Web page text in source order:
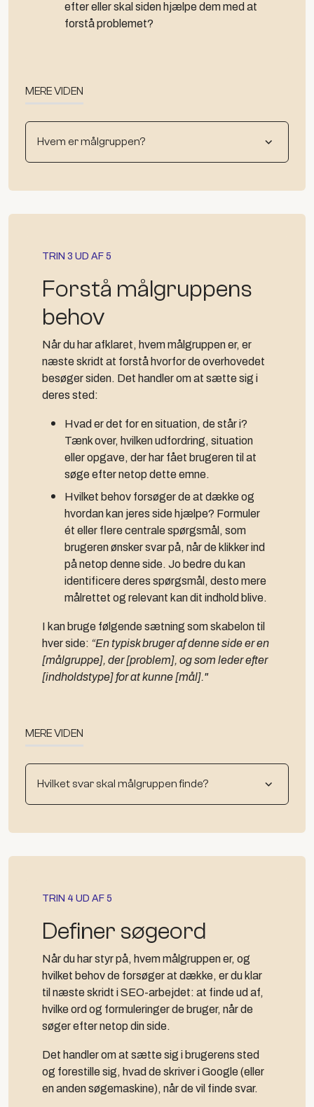
efter eller skal siden hjælpe dem med at
forstå problemet?
MERE VIDEN
Hvem er målgruppen?
TRIN 3 UD AF 5
Forstå målgruppens
behov
Når du har afklaret, hvem målgruppen er, er
næste skridt at forstå hvorfor de overhovedet
besøger siden. Det handler om at sætte sig i
deres sted:
Hvad er det for en situation, de står i?
Tænk over, hvilken udfordring, situation
eller opgave, der har fået brugeren til at
søge efter netop dette emne.
Hvilket behov forsøger de at dække og
hvordan kan jeres side hjælpe? Formuler
ét eller flere centrale spørgsmål, som
brugeren ønsker svar på, når de klikker ind
på netop denne side. Jo bedre du kan
identificere deres spørgsmål, desto mere
målrettet og relevant kan dit indhold blive.
I kan bruge følgende sætning som skabelon til
hver side: “En typisk bruger af denne side er en
[målgruppe], der [problem], og som leder efter
[indholdstype] for at kunne [mål]."
MERE VIDEN
Hvilket svar skal målgruppen finde?
TRIN 4 UD AF 5
Definer søgeord
Når du har styr på, hvem målgruppen er, og
hvilket behov de forsøger at dække, er du klar
til næste skridt i SEO-arbejdet: at finde ud af,
hvilke ord og formuleringer de bruger, når de
søger efter netop din side.
Det handler om at sætte sig i brugerens sted
og forestille sig, hvad de skriver i Google (eller
en anden søgemaskine), når de vil finde svar.